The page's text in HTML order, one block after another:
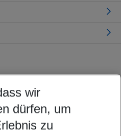
Ihren Wünschen
8 Nächte
wir
dürfen, um
zu